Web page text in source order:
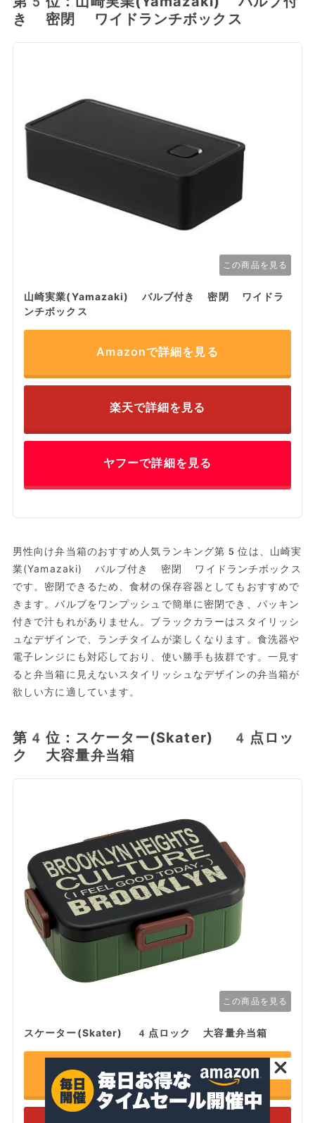
き 密閉 ワイドランチボックス
この商品を見る
山崎実業(Yamazaki) バルブ付き 密閉 ワイドラ
ンチボックス
Amazonで詳細を見る
楽天で詳細を見る
ヤフーで詳細を見る
男性向け弁当箱のおすすめ人気ランキング第5位は、山崎実
業(Yamazaki) バルブ付き 密閉 ワイドランチボックス
です。密閉できるため、食材の保存容器としてもおすすめで
きます。バルブをワンプッシュで簡単に密閉でき、パッキン
付きで汁もれがありません。ブラックカラーはスタイリッシ
ュなデザインで、ランチタイムが楽しくなります。食洗器や
電子レンジにも対応しており、使い勝手も抜群です。一見す
ると弁当箱に見えないスタイリッシュなデザインの弁当箱が
欲しい方に適しています。
第4位：スケーター(Skater) 4点ロッ
ク 大容量弁当箱
この商品を見る
スケーター(Skater) 4点ロック 大容量弁当箱
Amazonで詳細を見る